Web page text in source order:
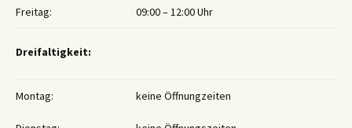
Freitag: 09:00 – 12:00 Uhr
Dreifaltigkeit:
Montag: keine Öffnungzeiten